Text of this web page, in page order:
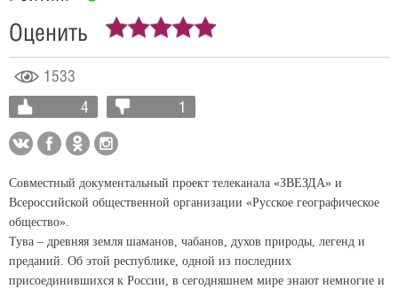
1533
4
1
Оценить
Совместный документальный проект телеканала «ЗВЕЗДА» и
Всероссийской общественной организации «Русское географическое
общество».
Тува – древняя земля шаманов, чабанов, духов природы, легенд и
преданий. Об этой республике, одной из последних
присоединившихся к России, в сегодняшнем мире знают немногие и